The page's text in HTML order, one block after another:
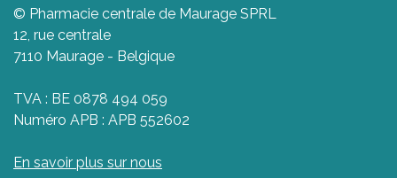
© Pharmacie centrale de Maurage SPRL
12, rue centrale
7110 Maurage - Belgique
TVA : BE 0878 494 059
Numéro APB : APB 552602
En savoir plus sur nous